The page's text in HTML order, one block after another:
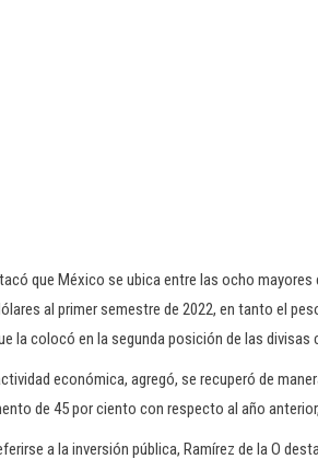
que México se ubica entre las ocho
al primer semestre de 2022, en tanto el
la colocó en la segunda posición de las divisas
económica, agregó, se recuperó de
de 45 por ciento con respecto al año
a la inversión pública, Ramírez de la O